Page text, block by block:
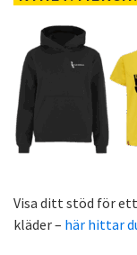
Visa ditt stöd för
kläder – här hittar